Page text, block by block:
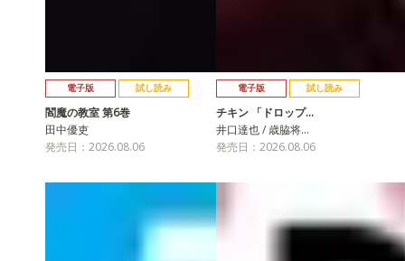
電子版 試し読み
閻魔の教室 第6巻
田中優吏
発売日：2026.08.06
電子版 試し読み
チキン 「ドロップ…
井口達也 / 歳脇将…
発売日：2026.08.06